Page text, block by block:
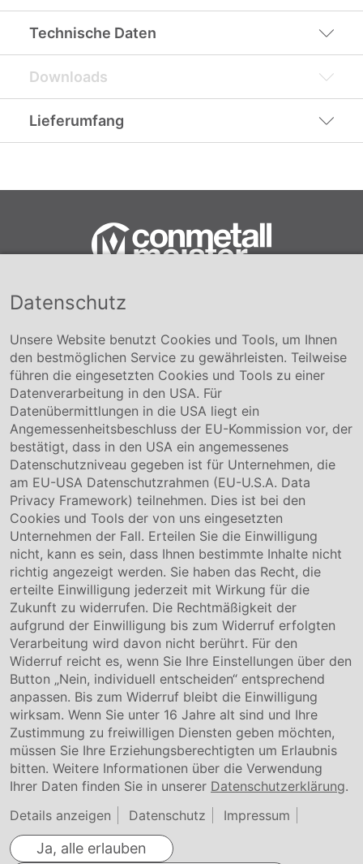
Technische Daten
Downloads
Lieferumfang
Conmetall Meister GmbH
+49 5141-180
info@conmetallmeister.de
www.conmetallmeister.de
Unternehmen
Über uns
Compliance
Hinweisgebersystem
Karriere
Service & Kontakt
Kontakt
Downloads
Garantiebedingungen
Zertifikate
Rechtliches
Impressum
AGB
Datenschutz
Cookie Einstellung
Datenschutz
Unsere Website benutzt Cookies und Tools, um Ihnen
den bestmöglichen Service zu gewährleisten. Teilweise
führen die eingesetzten Cookies und Tools zu einer
Datenverarbeitung in den USA. Für
Datenübermittlungen in die USA liegt ein
Angemessenheitsbeschluss der EU-Kommission vor, der
bestätigt, dass in den USA ein angemessenes
Datenschutzniveau gegeben ist für Unternehmen, die
am EU-USA Datenschutzrahmen (EU-U.S.A. Data
Privacy Framework) teilnehmen. Dies ist bei den
Cookies und Tools der von uns eingesetzten
Unternehmen der Fall. Erteilen Sie die Einwilligung
nicht, kann es sein, dass Ihnen bestimmte Inhalte nicht
richtig angezeigt werden. Sie haben das Recht, die
erteilte Einwilligung jederzeit mit Wirkung für die
Zukunft zu widerrufen. Die Rechtmäßigkeit der
aufgrund der Einwilligung bis zum Widerruf erfolgten
Verarbeitung wird davon nicht berührt. Für den
Widerruf reicht es, wenn Sie Ihre Einstellungen über den
Button „Nein, individuell entscheiden“ entsprechend
anpassen. Bis zum Widerruf bleibt die Einwilligung
wirksam. Wenn Sie unter 16 Jahre alt sind und Ihre
Zustimmung zu freiwilligen Diensten geben möchten,
müssen Sie Ihre Erziehungsberechtigten um Erlaubnis
bitten. Weitere Informationen über die Verwendung
Ihrer Daten finden Sie in unserer Datenschutzerklärung.
Details anzeigen
Datenschutz Impressum
Ja, alle erlauben